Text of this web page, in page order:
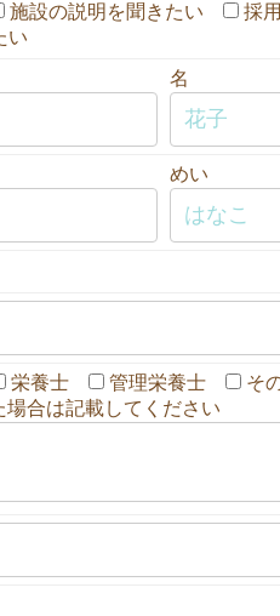
施設の説明を聞きたい
採
い
名
めい
栄養士 管理栄養士
そ
合は記載してください